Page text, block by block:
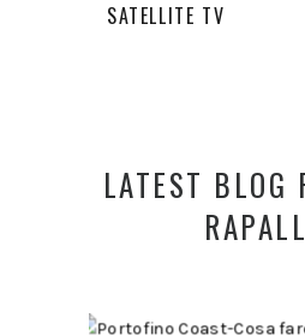
SATELLITE TV
LATEST BLOG